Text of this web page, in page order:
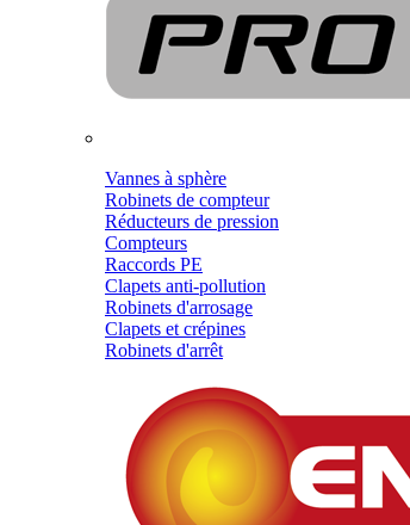
Vannes à sphère
Robinets de compteur
Réducteurs de pression
Compteurs
Raccords PE
Clapets anti-pollution
Robinets d'arrosage
Clapets et crépines
Robinets d'arrêt